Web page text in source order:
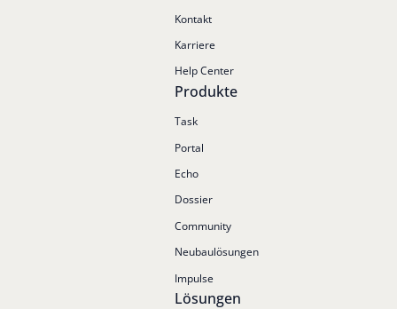
Kontakt
Karriere
Help Center
Produkte
Task
Portal
Echo
Dossier
Community
Neubaulösungen
Impulse
Lösungen